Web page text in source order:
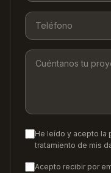
He leído y acepto la
tratamiento de mis
Acepto recibir por